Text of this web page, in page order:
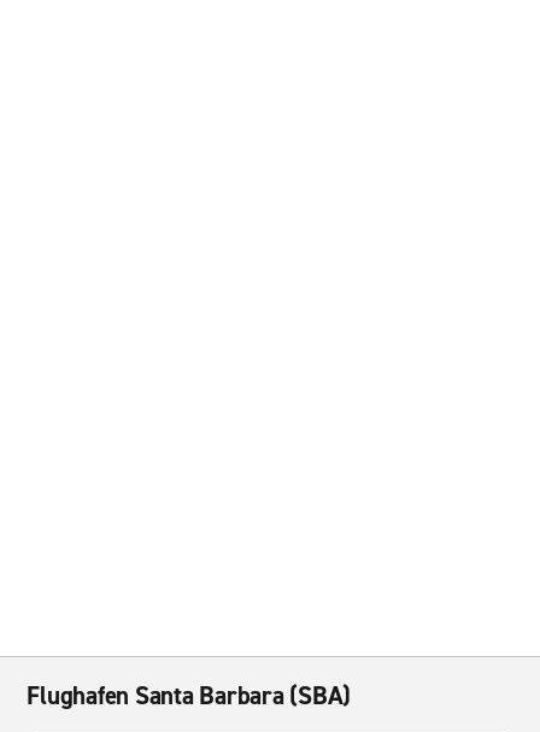
Flughafen Santa Barbara (SBA)